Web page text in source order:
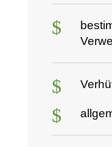
$
$
$